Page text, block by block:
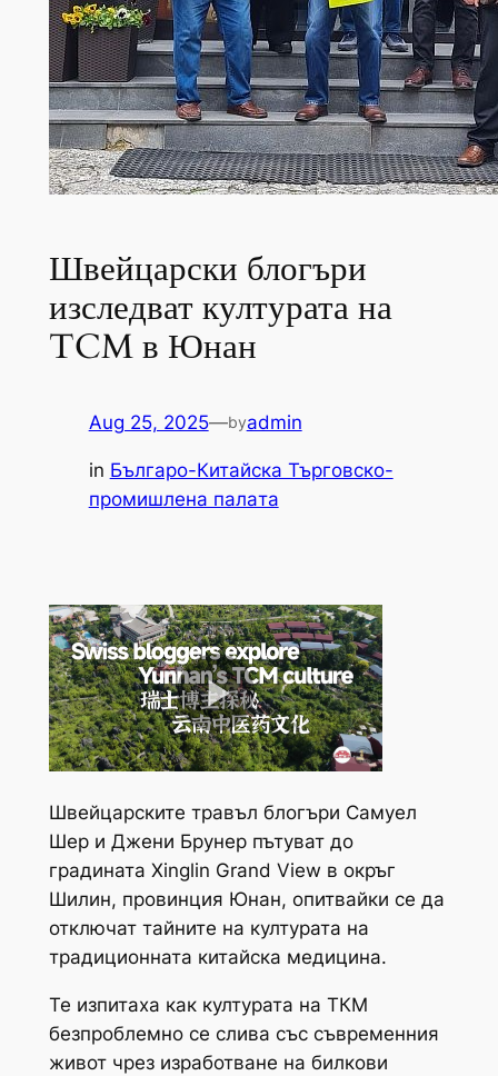
Швейцарски блогъри
изследват културата на
TCM в Юнан
Aug 25, 2025—byadmin
in Българо-Китайска Търговско-
промишлена палaта
Швейцарските травъл блогъри Самуел
Шер и Джени Брунер пътуват до
градината Xinglin Grand View в окръг
Шилин, провинция Юнан, опитвайки се да
отключат тайните на културата на
традиционната китайска медицина.
Те изпитаха как културата на ТКМ
безпроблемно се слива със съвременния
живот чрез изработване на билкови